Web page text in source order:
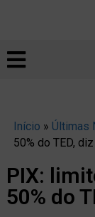
Início » Últimas
50% do TED,
PIX:
50% do